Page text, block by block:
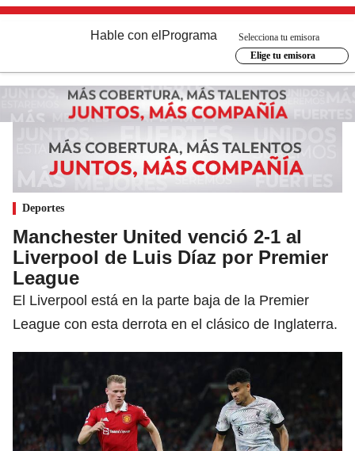
Hable con el Programa
Selecciona tu emisora
Elige tu emisora
Deportes
Manchester United venció 2-1 al
Liverpool de Luis Díaz por Premier
League
El Liverpool está en la parte baja de la Premier
League con esta derrota en el clásico de Inglaterra.